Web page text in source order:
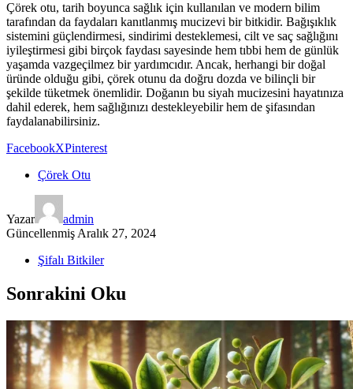
Çörek otu, tarih boyunca sağlık için kullanılan ve modern bilim
tarafından da faydaları kanıtlanmış mucizevi bir bitkidir. Bağışıklık
sistemini güçlendirmesi, sindirimi desteklemesi, cilt ve saç sağlığını
iyileştirmesi gibi birçok faydası sayesinde hem tıbbi hem de günlük
yaşamda vazgeçilmez bir yardımcıdır. Ancak, herhangi bir doğal
üründe olduğu gibi, çörek otunu da doğru dozda ve bilinçli bir
şekilde tüketmek önemlidir. Doğanın bu siyah mucizesini hayatınıza
dahil ederek, hem sağlığınızı destekleyebilir hem de şifasından
faydalanabilirsiniz.
FacebookXPinterest
Çörek Otu
Yazar
admin
Güncellenmiş Aralık 27, 2024
Şifalı Bitkiler
Sonrakini Oku